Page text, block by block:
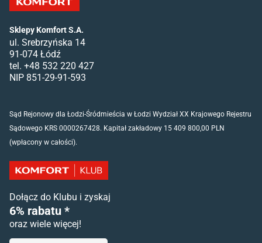
Sklepy Komfort S.A.
ul. Srebrzyńska 14
91-074 Łódź
tel. +48 532 220 427
NIP 851-29-91-593
Sąd Rejonowy dla Łodzi-Śródmieścia w Łodzi Wydział XX Krajowego Rejestru
Sądowego KRS 0000267428. Kapitał zakładowy 15 409 800,00 PLN
(wpłacony w całości).
Dołącz do Klubu i zyskaj
6% rabatu *
oraz wiele więcej!